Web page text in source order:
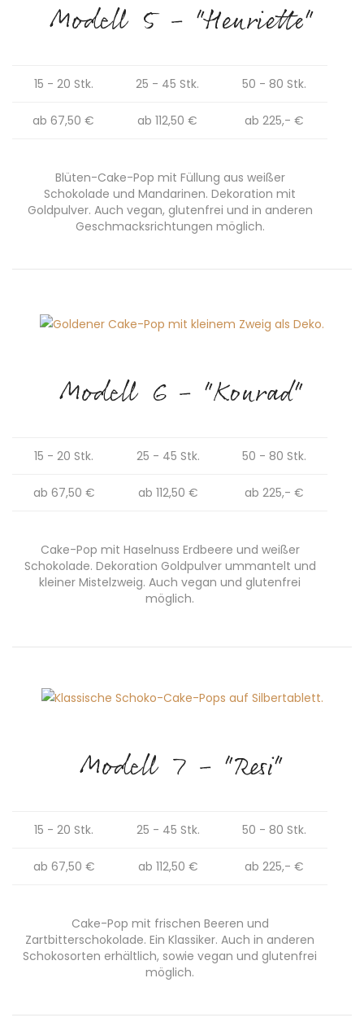
Modell 5 - "Henriette"
15 - 20 Stk. 25 - 45 Stk. 50 - 80 Stk.
ab 67,50 € ab 112,50 € ab 225,- €
Blüten-Cake-Pop mit Füllung aus weißer
Schokolade und Mandarinen. Dekoration mit
Goldpulver. Auch vegan, glutenfrei und in anderen
Geschmacksrichtungen möglich.
Modell 6 - "Konrad"
15 - 20 Stk. 25 - 45 Stk. 50 - 80 Stk.
ab 67,50 € ab 112,50 € ab 225,- €
Cake-Pop mit Haselnuss Erdbeere und weißer
Schokolade. Dekoration Goldpulver ummantelt und
kleiner Mistelzweig. Auch vegan und glutenfrei
möglich.
Modell 7 - "Resi"
15 - 20 Stk. 25 - 45 Stk. 50 - 80 Stk.
ab 67,50 € ab 112,50 € ab 225,- €
Cake-Pop mit frischen Beeren und
Zartbitterschokolade. Ein Klassiker. Auch in anderen
Schokosorten erhältlich, sowie vegan und glutenfrei
möglich.